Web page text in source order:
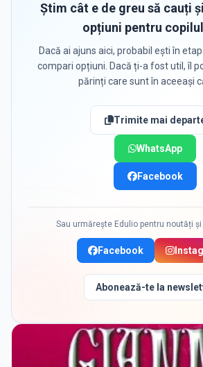
Știm cât e de greu să cauți
opțiuni pentru
Dacă ai ajuns aici, probabil ești în
compari opțiuni. Dacă ți-a fost util, îl
părinți care sunt în aceeași
Trimite mai
WhatsApp
Facebook
Sau urmărește Edulio pentru noutăți
Facebook
Abonează-te la